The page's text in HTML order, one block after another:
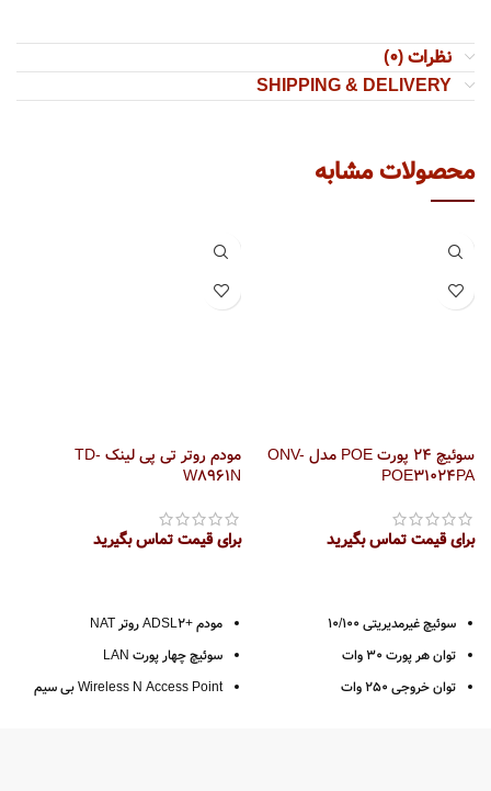
نظرات (0)
SHIPPING & DELIVERY
محصولات مشابه
سوئیچ 24 پورت POE مدل ONV-
POE31024PA
برای قیمت تماس بگیرید
سوئیچ غیرمدیریتی 10/100
توان هر پورت 30 وات
توان خروجی 250 وات
مودم روتر تی پی لینک TD-
W8961N
برای قیمت تماس بگیرید
مودم +ADSL2 روتر NAT
سوئیچ چهار پورت LAN
Wireless N Access Point بی سیم